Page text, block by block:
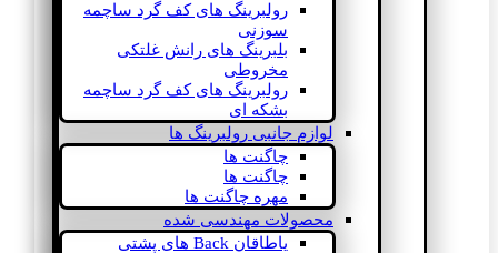
رولبرینگ های کف گرد ساچمه
سوزنی
بلبرینگ های رانش غلتکی
مخروطی
رولبرینگ های کف گرد ساچمه
بشکه ای
لوازم جانبی رولبرینگ ها
چاگنت ها
چاگنت ها
مهره چاگنت ها
محصولات مهندسی شده
یاطاقان Back های پشتی